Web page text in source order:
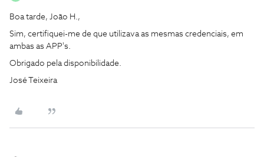
Boa tarde, João H.,
Sim, certifiquei-me de que utilizava as mesmas credenciais, em
ambas as APP's.
Obrigado pela disponibilidade.
José Teixeira